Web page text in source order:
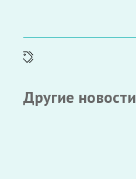
Другие новости